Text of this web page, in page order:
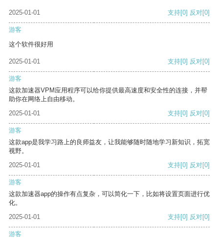
2025-01-01 支持[0] 反对[0]
游客
这个软件很好用
2025-01-01 支持[0] 反对[0]
游客
这款加速器VPM应用程序可以给你提供最高速度和安全性的连接，并帮
助你在网络上自由移动。
2025-01-01
支持[0] 反对[0]
游客
这款app是我学习路上的良师益友，让我能够随时随地学习新知识，拓宽
视野。
2025-01-01
支持[0] 反对[0]
游客
这款加速器app的操作有点复杂，可以简化一下，比如将设置页面进行优
化。
2025-01-01
支持[0] 反对[0]
游客